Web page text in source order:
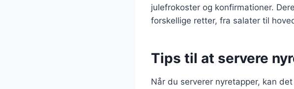
julefrokoster og konfirmationer.
forskellige retter, fra salater til
Tips til at servere
Når du serverer nyretapper, kan